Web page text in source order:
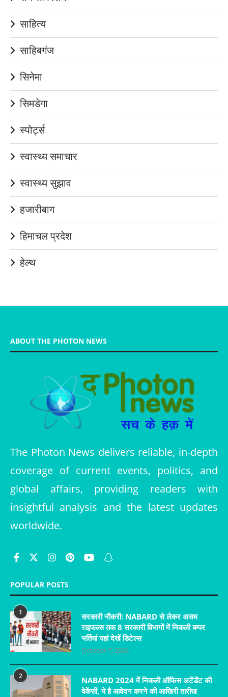
साहित्य
साहिबगंज
सिनेमा
सिमडेगा
स्पोर्ट्स
स्वास्थ्य समाचार
स्वास्थ्य सुझाव
हजारीबाग
हिमाचल प्रदेश
हेल्थ
ABOUT THE PHOTON NEWS
The Photon News delivers reliable, in-depth
coverage of current events, politics, and
global affairs, providing readers with
insightful analysis and the latest updates
worldwide.
POPULAR POSTS
1
सरकारी नौकरी: NABARD से लेकर असम
राइफल्स तक 8 सरकारी विभागों में निकली बम्पर
भर्तियां यहां देखें डिटेल्स
October 7, 2024
2
NABARD 2024 में निकली ऑफिस अटेंडेंट की
वेकेंसी, ये है आवेदन करने की आखिरी तारीख